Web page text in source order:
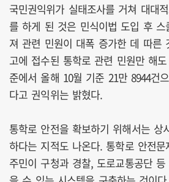
국민권익위가 실태조사를 거쳐 대대
를 하게 된 것은 민식이법 도입 후 스
져 관련 민원이 대폭 증가한 데 따른
고에 접수된 통학로 관련 민원만 해
준에서 올해 10월 기준 21만 8944건
다고 권익위는 밝혔다.
통학로 안전을 확보하기 위해서는 상
하다는 지적도 나온다. 통학로 안전
주민이 구청과 경찰, 도로교통공단